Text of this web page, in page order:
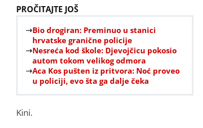
PROČITAJTE JOŠ
Bio drogiran: Preminuo u stanici
hrvatske granične policije
Nesreća kod škole: Djevojčicu pokosio
autom tokom velikog odmora
Aca Kos pušten iz pritvora: Noć proveo
u policiji, evo šta ga dalje čeka
Kini.